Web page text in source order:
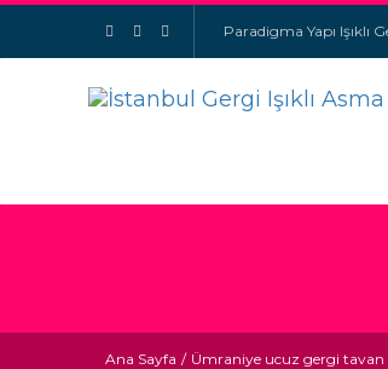
Paradigma Yapı Işıklı
Ana Sayfa / Ümraniye ucuz gergi tavan